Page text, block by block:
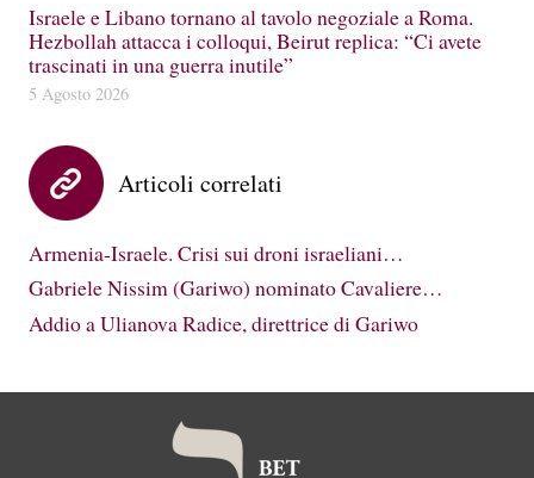
Israele e Libano tornano al tavolo negoziale a Roma.
Hezbollah attacca i colloqui, Beirut replica: “Ci avete
trascinati in una guerra inutile”
5 Agosto 2026
Articoli correlati
Armenia-Israele. Crisi sui droni israeliani…
Gabriele Nissim (Gariwo) nominato Cavaliere…
Addio a Ulianova Radice, direttrice di Gariwo